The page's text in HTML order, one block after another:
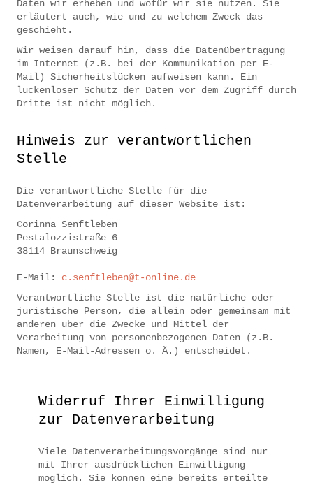
Daten wir erheben und wofür wir sie nutzen. Sie
erläutert auch, wie und zu welchem Zweck das
geschieht.
Wir weisen darauf hin, dass die Datenübertragung
im Internet (z.B. bei der Kommunikation per E-
Mail) Sicherheitslücken aufweisen kann. Ein
lückenloser Schutz der Daten vor dem Zugriff durch
Dritte ist nicht möglich.
Hinweis zur verantwortlichen
Stelle
Die verantwortliche Stelle für die
Datenverarbeitung auf dieser Website ist:
Corinna Senftleben
Pestalozzistraße 6
38114 Braunschweig
E-Mail: c.senftleben@t-online.de
Verantwortliche Stelle ist die natürliche oder
juristische Person, die allein oder gemeinsam mit
anderen über die Zwecke und Mittel der
Verarbeitung von personenbezogenen Daten (z.B.
Namen, E-Mail-Adressen o. Ä.) entscheidet.
Widerruf Ihrer Einwilligung
zur Datenverarbeitung
Viele Datenverarbeitungsvorgänge sind nur
mit Ihrer ausdrücklichen Einwilligung
möglich. Sie können eine bereits erteilte